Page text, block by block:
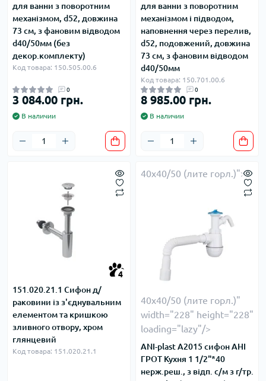
для ванни з поворотним
механізмом, d52, довжина
73 см, з фановим відводом
d40/50мм (без
декор.комплекту)
Код товара: 150.505.00.6
0
3 084.00 грн.
В наличии
для ванни з поворотним
механізмом і підводом,
наповнення через перелив,
d52, подовжений, довжина
73 см, з фановим відводом
d40/50мм
Код товара: 150.701.00.6
0
8 985.00 грн.
В наличии
4
151.020.21.1 Сифон д/
раковини із з'єднувальним
елементом та кришкою
зливного отвору, хром
глянцевий
Код товара: 151.020.21.1
40х40/50 (лите горл.)">
40х40/50 (лите горл.)"
width="228" height="228"
loading="lazy"/>
ANI-plast A2015 сифон АНІ
ГРОТ Кухня 1 1/2"*40
нерж.реш., з відп. с/м з г/тр.